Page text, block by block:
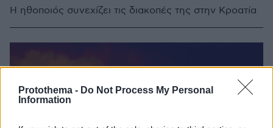
Protothema - Do Not Process My Personal
Information
Η ηθοποιός συνεχίζει τις διακοπές της στην Κροατία